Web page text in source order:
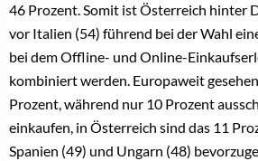
46 Prozent. Somit ist Österreich hinter
vor Italien (54) führend bei der Wahl
bei dem Offline- und Online-
kombiniert werden. Europaweit
Prozent, während nur 10 Prozent
einkaufen, in Österreich sind das 11
Spanien (49) und Ungarn (48)